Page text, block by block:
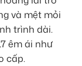
và mệt mỏi
trình dài.
êm ái như
cấp.